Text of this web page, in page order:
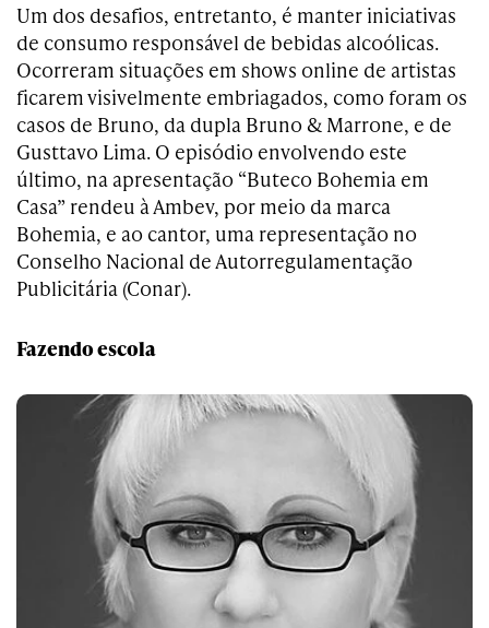
Um dos desafios, entretanto, é manter iniciativas
de consumo responsável de bebidas alcoólicas.
Ocorreram situações em shows online de artistas
ficarem visivelmente embriagados, como foram os
casos de Bruno, da dupla Bruno & Marrone, e de
Gusttavo Lima. O episódio envolvendo este
último, na apresentação “Buteco Bohemia em
Casa” rendeu à Ambev, por meio da marca
Bohemia, e ao cantor, uma representação no
Conselho Nacional de Autorregulamentação
Publicitária (Conar).
Fazendo escola